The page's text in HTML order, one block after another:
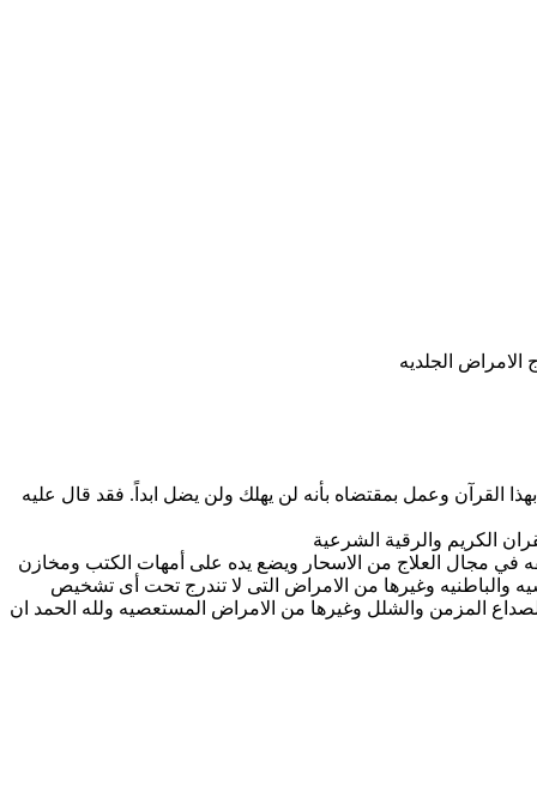
الجلديه
القرآن وعمل بمقتضاه بأنه لن يهلك ولن يضل ابداً. فقد قال عليه
في مجال العلاج من الاسحار ويضع يده على أمهات الكتب ومخازن
والباطنيه وغيرها من الامراض التى لا تندرج تحت أى تشخيص
المزمن والشلل وغيرها من الامراض المستعصيه ولله الحمد ان